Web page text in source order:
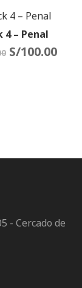
4 – Penal
S/100.00
- Cercado de